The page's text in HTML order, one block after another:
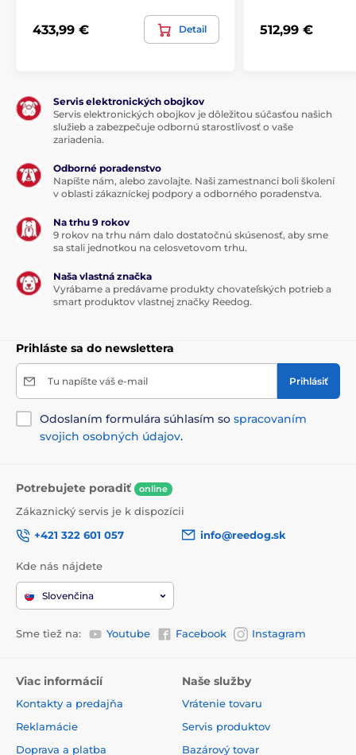
433,99 € Detail 512,99 €
Servis elektronických obojkov
Servis elektronických obojkov je dôležitou súčasťou našich
služieb a zabezpečuje odbornú starostlivosť o vaše
zariadenia.
Odborné poradenstvo
Napíšte nám, alebo zavolajte. Naši zamestnanci boli školení
v oblasti zákazníckej podpory a odborného poradenstva.
Na trhu 9 rokov
9 rokov na trhu nám dalo dostatočnú skúsenosť, aby sme
sa stali jednotkou na celosvetovom trhu.
Naša vlastná značka
Vyrábame a predávame produkty chovateľských potrieb a
smart produktov vlastnej značky Reedog.
Prihláste sa do newslettera
Tu napíšte váš e-mail Prihlásiť
Odoslaním formulára súhlasím so spracovaním
svojich osobných údajov.
Potrebujete poradiť online
Zákaznický servis je k dispozícii
+421 322 601 057
info@reedog.sk
Kde nás nájdete
Slovenčina
Sme tiež na: Youtube Facebook Instagram
Viac informácií
Kontakty a predajňa
Reklamácie
Doprava a platba
Naše služby
Vrátenie tovaru
Servis produktov
Bazárový tovar